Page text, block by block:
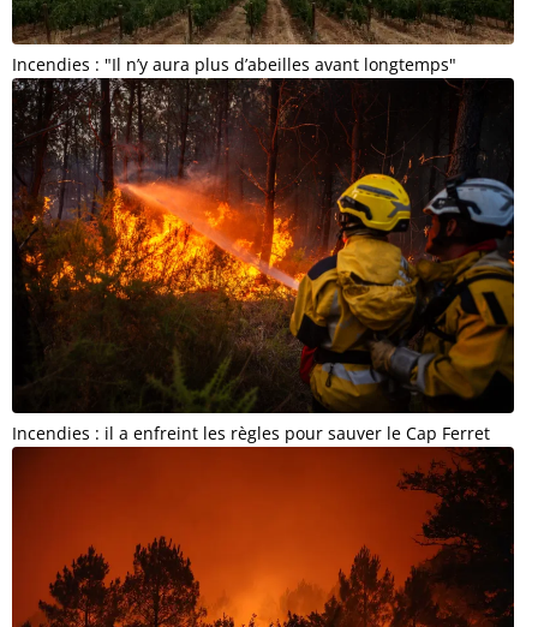
Incendies : "Il n’y aura plus d’abeilles avant longtemps"
Incendies : il a enfreint les règles pour sauver le Cap Ferret